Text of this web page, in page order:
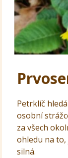
Petrklíč
osobní
za všech
ohledu na to,
silná.